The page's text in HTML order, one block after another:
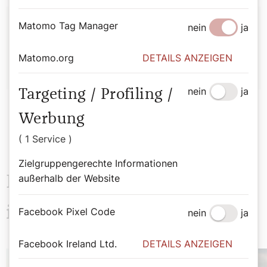
Das könnte Sie auch
interessieren
Matomo Tag Manager nein ja
Matomo.org DETAILS ANZEIGEN
Targeting / Profiling /
Werbung
( 1 Service )
Zielgruppengerechte Informationen
außerhalb der Website
nein ja
Facebook Pixel Code nein ja
Facebook Ireland Ltd. DETAILS ANZEIGEN